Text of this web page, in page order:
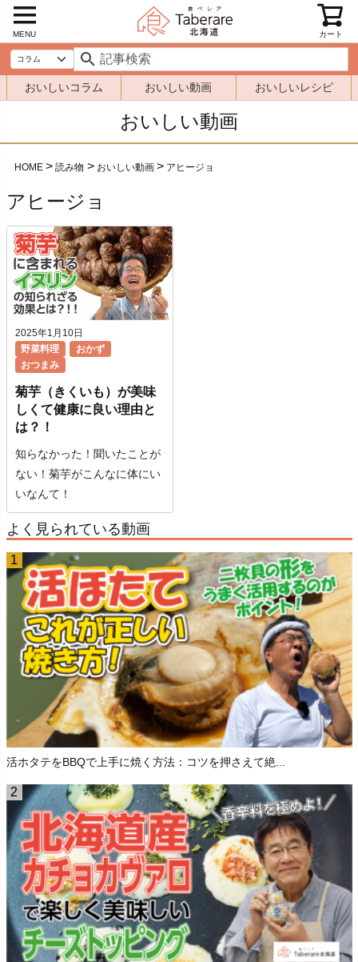
MENU カート
おいしいコラム おいしい動画 おいしいレシピ
おいしい動画
HOME 読み物 おいしい動画 アヒージョ
アヒージョ
2025年1月10日
野菜料理
おかず
おつまみ
菊芋（きくいも）が美味
しくて健康に良い理由と
は？！
知らなかった！聞いたことが
ない！菊芋がこんなに体にい
いなんて！
よく見られている動画
活ホタテをBBQで上手に焼く方法：コツを押さえて絶...